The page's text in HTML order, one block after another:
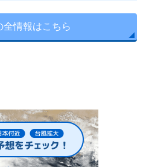
全情報はこちら